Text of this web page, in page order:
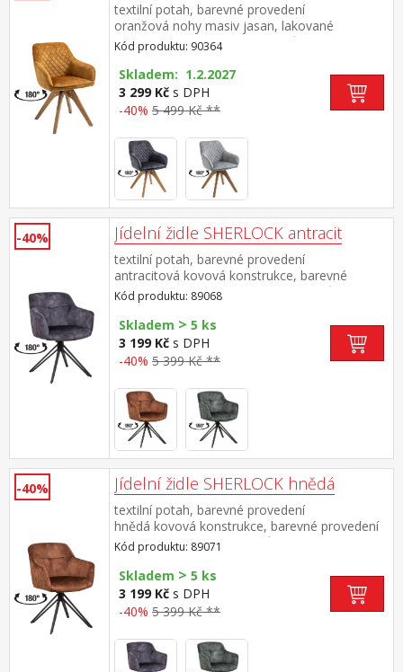
textilní potah, barevné provedení
oranžová nohy masiv jasan, lakované
provedení otočná o 180 stupňů výška sedu 47
cm doporučená nosnost do 120 kg
Kód produktu: 90364
Skladem: 1.2.2027
3 299 Kč s DPH
-40% 5 499 Kč **
-40% Jídelní židle SHERLOCK antracit
textilní potah, barevné provedení
antracitová kovová konstrukce, barevné
provedení černá otočná o 180 stupňů výška
sedu 49 cm doporučená nosnost do 120 kg
Kód produktu: 89068
Skladem > 5 ks
3 199 Kč s DPH
-40% 5 399 Kč **
-40% Jídelní židle SHERLOCK hnědá
textilní potah, barevné provedení
hnědá kovová konstrukce, barevné provedení
černá otočná o 180 stupňů výška sedu 49
cm doporučená nosnost do 120 kg
Kód produktu: 89071
Skladem > 5 ks
3 199 Kč s DPH
-40% 5 399 Kč **